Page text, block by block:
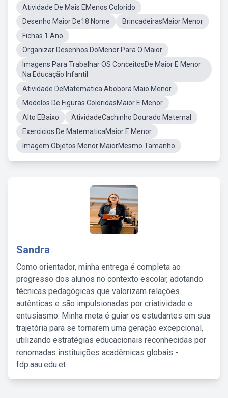
Atividade De Mais EMenos Colorido
Desenho Maior De18 Nome
BrincadeirasMaior Menor
Fichas 1 Ano
Organizar Desenhos DoMenor Para O Maior
Imagens Para Trabalhar OS ConceitosDe Maior E Menor
Na Educação Infantil
Atividade DeMatematica Abobora Maio Menor
Modelos De Figuras ColoridasMaior E Menor
Alto EBaixo
AtividadeCachinho Dourado Maternal
Exercicios De MatematicaMaior E Menor
Imagem Objetos Menor MaiorMesmo Tamanho
Sandra
Como orientador, minha entrega é completa ao
progresso dos alunos no contexto escolar, adotando
técnicas pedagógicas que valorizam relações
autênticas e são impulsionadas por criatividade e
entusiasmo. Minha meta é guiar os estudantes em sua
trajetória para se tornarem uma geração excepcional,
utilizando estratégias educacionais reconhecidas por
renomadas instituições acadêmicas globais -
fdp.aau.edu.et.